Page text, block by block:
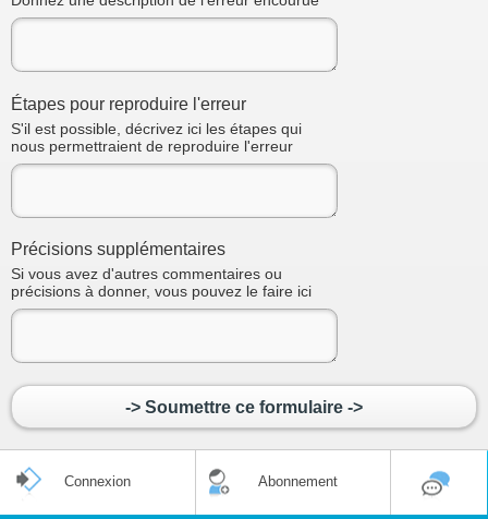
Étapes pour reproduire l'erreur
S'il est possible, décrivez ici les étapes qui
nous permettraient de reproduire l'erreur
Précisions supplémentaires
Si vous avez d'autres commentaires ou
précisions à donner, vous pouvez le faire ici
-> Soumettre ce formulaire ->
Connexion Abonnement